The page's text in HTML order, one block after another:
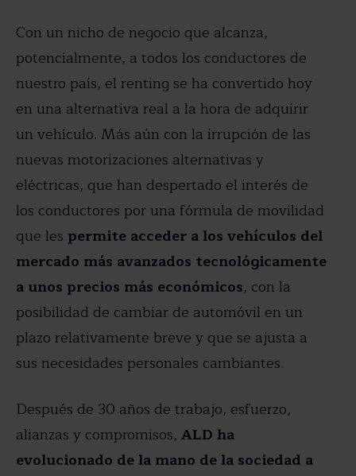
Con un nicho de negocio que alcanza,
potencialmente, a todos los conductores de
nuestro país, el renting se ha convertido hoy
en una alternativa real a la hora de adquirir
un vehículo. Más aún con la irrupción de las
nuevas motorizaciones alternativas y
eléctricas, que han despertado el interés de
los conductores por una fórmula de movilidad
que les permite acceder a los vehículos del
mercado más avanzados tecnológicamente
a unos precios más económicos, con la
posibilidad de cambiar de automóvil en un
plazo relativamente breve y que se ajusta a
sus necesidades personales cambiantes.
Después de 30 años de trabajo, esfuerzo,
alianzas y compromisos, ALD ha
evolucionado de la mano de la sociedad a